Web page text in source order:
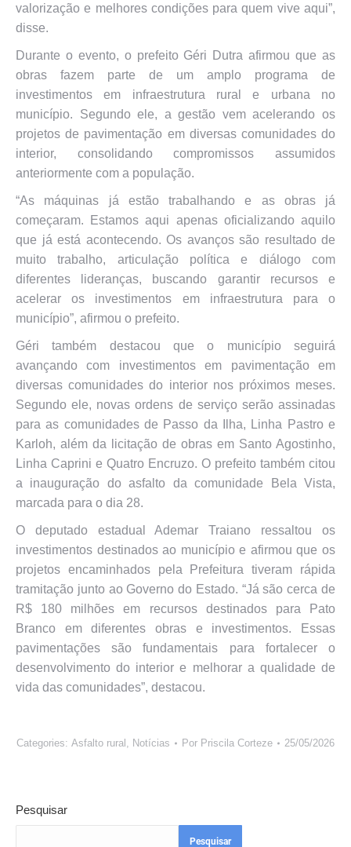
valorização e melhores condições para quem vive aqui”,
disse.
Durante o evento, o prefeito Géri Dutra afirmou que as
obras fazem parte de um amplo programa de
investimentos em infraestrutura rural e urbana no
município. Segundo ele, a gestão vem acelerando os
projetos de pavimentação em diversas comunidades do
interior, consolidando compromissos assumidos
anteriormente com a população.
“As máquinas já estão trabalhando e as obras já
começaram. Estamos aqui apenas oficializando aquilo
que já está acontecendo. Os avanços são resultado de
muito trabalho, articulação política e diálogo com
diferentes lideranças, buscando garantir recursos e
acelerar os investimentos em infraestrutura para o
município”, afirmou o prefeito.
Géri também destacou que o município seguirá
avançando com investimentos em pavimentação em
diversas comunidades do interior nos próximos meses.
Segundo ele, novas ordens de serviço serão assinadas
para as comunidades de Passo da Ilha, Linha Pastro e
Karloh, além da licitação de obras em Santo Agostinho,
Linha Caprini e Quatro Encruzo. O prefeito também citou
a inauguração do asfalto da comunidade Bela Vista,
marcada para o dia 28.
O deputado estadual Ademar Traiano ressaltou os
investimentos destinados ao município e afirmou que os
projetos encaminhados pela Prefeitura tiveram rápida
tramitação junto ao Governo do Estado. “Já são cerca de
R$ 180 milhões em recursos destinados para Pato
Branco em diferentes obras e investimentos. Essas
pavimentações são fundamentais para fortalecer o
desenvolvimento do interior e melhorar a qualidade de
vida das comunidades”, destacou.
Categories: Asfalto rural , Notícias Por Priscila Corteze 25/05/2026
Pesquisar
Pesquisar